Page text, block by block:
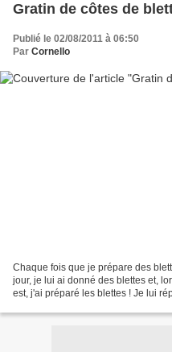
Gratin de côtes de
Publié le 02/08/2011 à 06:50
Par Cornello
Chaque fois que je prépare des
jour, je lui ai donné des blettes et,
est, j'ai préparé les blettes ! Je lui